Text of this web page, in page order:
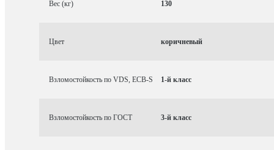
Вес (кг) 130
Цвет коричневый
Взломостойкость по VDS, ECB-S 1-й класс
Взломостойкость по ГОСТ 3-й класс